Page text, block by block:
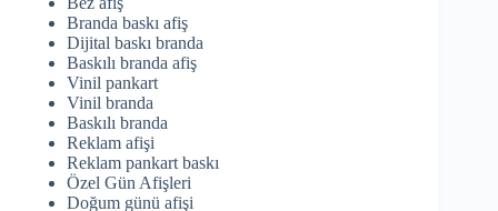
Branda baskı afiş
Dijital baskı branda
Baskılı branda afiş
Vinil pankart
Vinil branda
Baskılı branda
Reklam afişi
Reklam pankart baskı
Özel Gün Afişleri
Doğum günü afişi